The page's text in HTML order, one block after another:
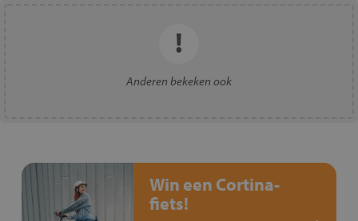
Anderen bekeken ook
Win een Cortina-
fiets!